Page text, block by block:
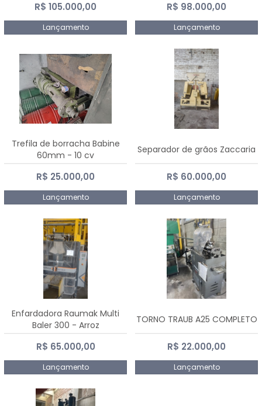
R$ 105.000,00
Lançamento
R$ 98.000,00
Lançamento
Trefila de borracha Babine
60mm - 10 cv
R$ 25.000,00
Lançamento
Separador de grãos Zaccaria
R$ 60.000,00
Lançamento
Enfardadora Raumak Multi
Baler 300 - Arroz
R$ 65.000,00
Lançamento
TORNO TRAUB A25 COMPLETO
R$ 22.000,00
Lançamento